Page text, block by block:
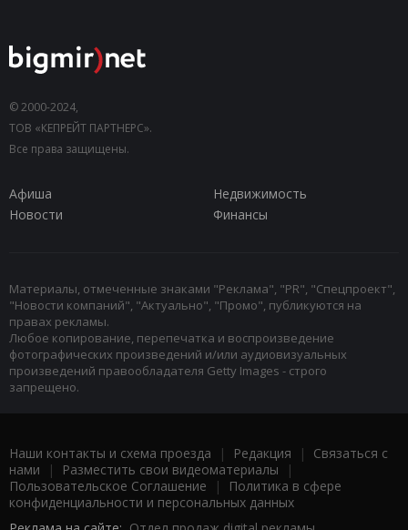
© 2000-2024,
ТОВ «КЕПРЕЙТ ПАРТНЕРС».
Все права защищены.
Афиша
Недвижимость
Новости
Финансы
Материалы, отмеченные знаками "Реклама", "PR", "Спецпроект",
"Новости компаний", "Актуально", "Промо", публикуются на
правах рекламы.
Любое копирование, перепечатка и воспроизведение
фотографических произведений и/или аудиовизуальных
произведений правообладателя Getty Images - строго
запрещено.
Наши контакты и схема проезда | Редакция | Связаться с
нами | Разместить свои видеоматериалы |
Пользовательское Соглашение |
Политика в сфере
конфиденциальности и персональных данных